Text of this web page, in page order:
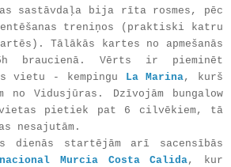
sastāvdaļa bija rīta rosmes, pēc
treniņos (praktiski katru
Tālākās kartes no apmešanās
braucienā. Vērts ir pieminēt
vietu - kempingu
La Marina, kurš
no Vidusjūras. Dzīvojām bungalow
pietiek pat 6 cilvēkiem, tā
nesajutām.
dienās startējām arī sacensībās
Murcia Costa Calida, kur